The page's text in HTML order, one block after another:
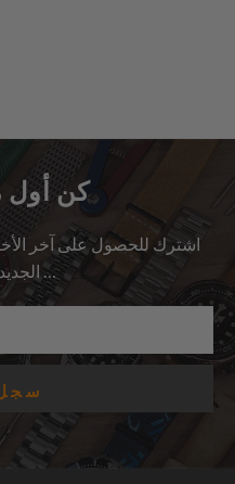
كن
اشترك للحصول على آخر
الجديدة & المزيد …